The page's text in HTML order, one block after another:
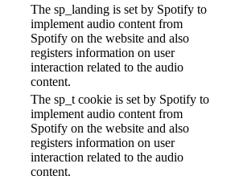
The sp_landing is set by Spotify to
implement audio content from
Spotify on the website and also
registers information on user
interaction related to the audio
content.
The sp_t cookie is set by Spotify to
implement audio content from
Spotify on the website and also
registers information on user
interaction related to the audio
content.